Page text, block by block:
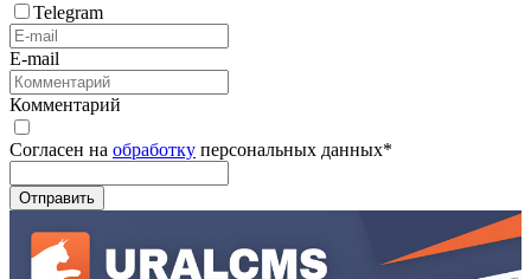
Telegram
E-mail
Комментарий
Согласен на обработку персональных данных*